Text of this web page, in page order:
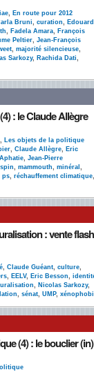
, En route pour 2012
Bruni, curation, Edouard
, Fadela Amara, François
Peltier, Jean-François
, majorité silencieuse,
Sarkozy, Rachida Dati,
: le Claude Allègre
, Les objets de la politique
, Claude Allègre, Eric
, Jean-Pierre
, mammouth, minéral ,
ps, réchauffement climatique,
: vente
, Claude Guéant, culture,
, EELV, Eric Besson,
, Nicolas Sarkozy,
, sénat, UMP,